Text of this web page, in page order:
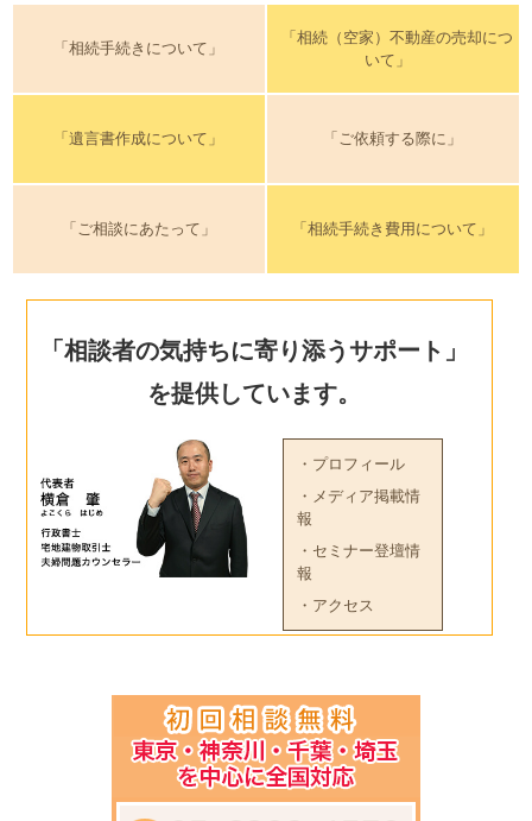
「相続手続きについて」
「相続（空家）不動産の売却につ
いて」
「遺言書作成について」 「ご依頼する際に」
「ご相談にあたって」 「相続手続き費用について」
「相談者の気持ちに寄り添うサポート」
を提供しています。
・プロフィール
・メディア掲載情
報
・セミナー登壇情
報
・アクセス